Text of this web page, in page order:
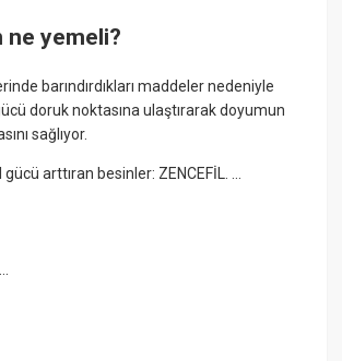
ne yemeli?
barındırdıkları maddeler nedeniyle
doruk noktasına ulaştırarak doyumun
sağlıyor.
arttıran besinler: ZENCEFİL. ...